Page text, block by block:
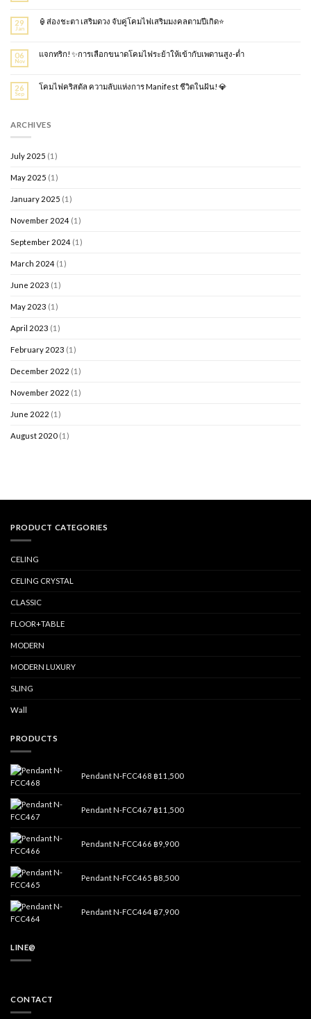
29
Jan
🏮ส่องชะตา เสริมดวง จับคู่โคมไฟเสริมมงคลตามปีเกิด⭐
06
Nov
แจกทริก! ✨การเลือกขนาดโคมไฟระย้าให้เข้ากับเพดานสูง-ต่ำ
26
Sep
โคมไฟคริสตัล ความลับแห่งการ Manifest ชีวิตในฝัน! 💎
ARCHIVES
July 2025 (1)
May 2025 (1)
January 2025 (1)
November 2024 (1)
September 2024 (1)
March 2024 (1)
June 2023 (1)
May 2023 (1)
April 2023 (1)
February 2023 (1)
December 2022 (1)
November 2022 (1)
June 2022 (1)
August 2020 (1)
PRODUCT CATEGORIES
CELING
CELING CRYSTAL
CLASSIC
FLOOR+TABLE
MODERN
MODERN LUXURY
SLING
Wall
PRODUCTS
Pendant N-FCC468 ฿11,500
Pendant N-FCC467 ฿11,500
Pendant N-FCC466 ฿9,900
Pendant N-FCC465 ฿8,500
Pendant N-FCC464 ฿7,900
LINE@
CONTACT